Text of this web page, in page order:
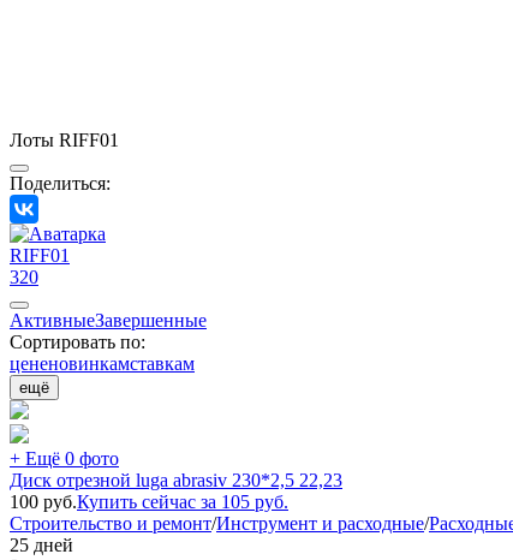
Лоты RIFF01
Поделиться:
RIFF01
320
АктивныеЗавершенные
Сортировать по:
цененовинкамставкам
ещё
+ Ещё 0 фото
Диск отрезной luga abrasiv 230*2,5 22,23
100 руб.Купить сейчас за 105 руб.
Строительство и ремонт/Инструмент и расходные/
25 дней